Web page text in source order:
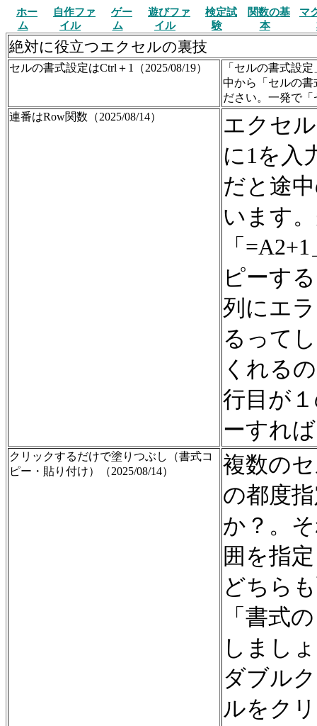
ホー
ム
自作ファ
イル
ゲー
ム
遊びファ
イル
検定試
験
関数の基
本
マ
絶対に役立つエクセルの裏技
セルの書式設定はCtrl＋1（2025/08/19）
「セルの書式設
中から「セルの
ださい。一発で
連番はRow関数（2025/08/14）
エクセ
に1を入
だと途
います
「
ピーす
列にエ
るって
くれる
行目が
ーすれ
クリックするだけで塗りつぶし（書式コ
ピー・貼り付け）（2025/08/14）
複数の
の都度
か？。
囲を指
どちら
「書式
しまし
ダブル
ルをク